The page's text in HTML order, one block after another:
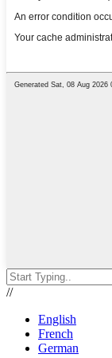
//
English
French
German